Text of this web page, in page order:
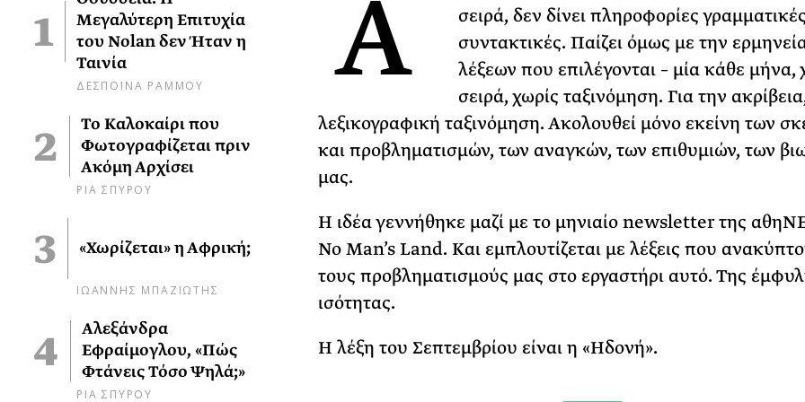
Μεγαλύτερη Επιτυχία
του Nolan δεν Ήταν η
Ταινία
ΔΕΣΠΟΙΝΑ ΡΑΜΜΟΥ
Το Καλοκαίρι που
Φωτογραφίζεται πριν
Ακόμη Αρχίσει
ΡΙΑ ΣΠΥΡΟΥ
«Χωρίζεται» η Αφρική;
ΙΩΑΝΝΗΣ ΜΠΑΖΙΩΤΗΣ
Αλεξάνδρα
Εφραίμογλου, «Πώς
Φτάνεις Τόσο Ψηλά;»
ΡΙΑ ΣΠΥΡΟΥ
Α
σειρά, δεν δίνει πληροφορίες
συντακτικές. Παίζει όμως με την
λέξεων που επιλέγονται – μία κάθε μήνα,
σειρά, χωρίς ταξινόμηση. Για την
λεξικογραφική ταξινόμηση. Ακολουθεί μόνο εκείνη των
και προβληματισμών, των αναγκών, των επιθυμιών, των
μας.
Η ιδέα γεννήθηκε μαζί με το μηνιαίο newsletter της
Νο Man’s Land. Και εμπλουτίζεται με λέξεις που
τους προβληματισμούς μας στο εργαστήρι αυτό. Της
ισότητας.
Η λέξη του Σεπτεμβρίου είναι η «Ηδονή».
ΡΙΑ ΣΠΥΡΟΥ